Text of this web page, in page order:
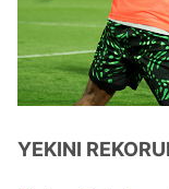
YEKINI